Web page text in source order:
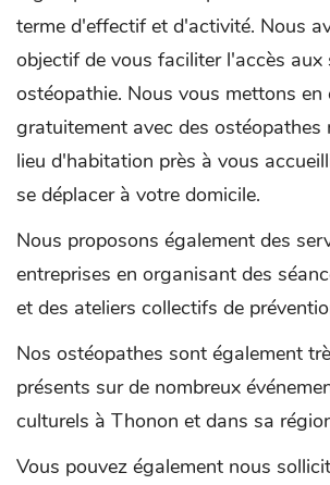
terme d'effectif et d'activité. Nous
objectif de vous faciliter l'accès aux
ostéopathie. Nous vous mettons
gratuitement avec des ostéopathes
lieu d'habitation près à vous
se déplacer à votre domicile.
Nous proposons également des
entreprises en organisant des
et des ateliers collectifs de
Nos ostéopathes sont également
présents sur de nombreux
culturels à Thonon et dans sa
Vous pouvez également nous